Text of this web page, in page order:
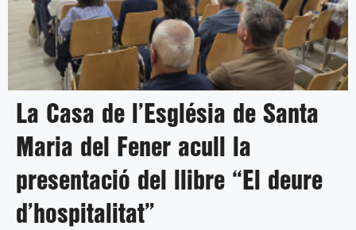
La Casa de l’Església de Santa
Maria del Fener acull la
presentació del llibre “El deure
d’hospitalitat”